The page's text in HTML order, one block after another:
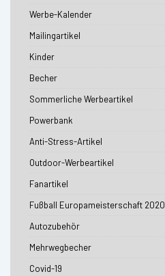
Werbe-Kalender
Mailingartikel
Kinder
Becher
Sommerliche Werbeartikel
Powerbank
Anti-Stress-Artikel
Outdoor-Werbeartikel
Fanartikel
Fußball Europameisterschaft 2020
Autozubehör
Mehrwegbecher
Covid-19